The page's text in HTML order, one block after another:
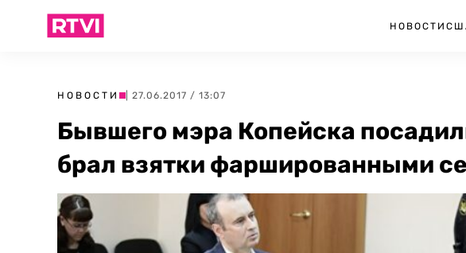
НОВОСТИ
НОВОСТИ | 27.06.2017 / 13:07
Бывшего мэра Копейска
брал взятки фаршированными